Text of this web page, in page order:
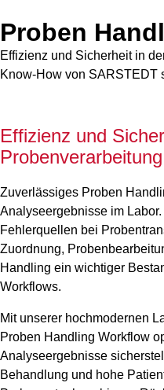
Proben
Effizienz und Sicherheit in
Know-How von SARSTEDT
Effizienz und
Probenverarbeitung
Zuverlässiges Proben
Analyseergebnisse im
Fehlerquellen bei
Zuordnung,
Handling ein wichtiger
Workflows.
Mit unserer hochmodernen
Proben Handling Workflow
Analyseergebnisse
Behandlung und hohe